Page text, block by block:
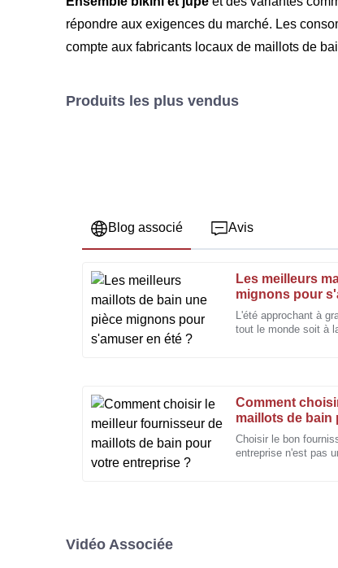
répondre aux exigences du marché. Les
compte aux fabricants locaux de maillots de
Produits les plus vendus
Blog associé Avis
Les meilleurs
mignons pour
L'été approchant à
tout le monde soit à
Comment
maillots de bain
Choisir le bon
entreprise n'est pas
J
Jessica
Miller
Qualité fantastique ! Le service après-vente a
V
Victoria
Perry
Vidéo Associée